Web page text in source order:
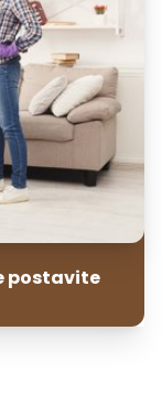
postavite